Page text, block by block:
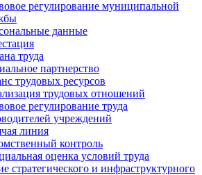
регулирование муниципальной
данные
труда
партнерство
трудовых ресурсов
трудовых отношений
регулирование труда
учреждений
линия
контроль
оценка условий труда
стратегического и инфраструктурного